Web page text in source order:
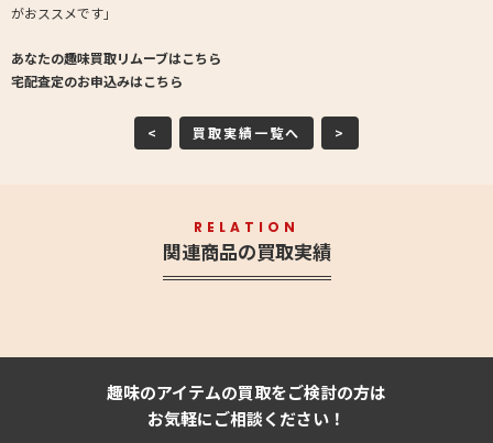
がおススメです」
あなたの趣味買取リムーブはこちら
宅配査定のお申込みはこちら
< 買取実績一覧へ >
RELATION
関連商品の買取実績
趣味のアイテムの買取をご検討の方は
お気軽にご相談ください！